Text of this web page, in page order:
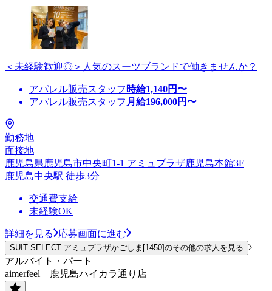
＜未経験歓迎◎＞人気のスーツブランドで働きませんか？
アパレル販売スタッフ 時給1,140円〜
アパレル販売スタッフ 月給196,000円〜
勤務地
面接地
鹿児島県鹿児島市中央町1-1 アミュプラザ鹿児島本館3F
鹿児島中央駅 徒歩3分
交通費支給
未経験OK
詳細を見る 応募画面に進む
SUIT SELECT アミュプラザかごしま[1450]のその他の求人を見る
アルバイト・パート
aimerfeel 鹿児島ハイカラ通り店